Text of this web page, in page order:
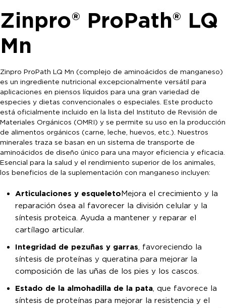
Zinpro® ProPath® LQ
Mn
Zinpro ProPath LQ Mn (complejo de aminoácidos de manganeso)
es un ingrediente nutricional excepcionalmente versátil para
aplicaciones en piensos líquidos para una gran variedad de
especies y dietas convencionales o especiales. Este producto
está oficialmente incluido en la lista del Instituto de Revisión de
Materiales Orgánicos (OMRI) y se permite su uso en la producción
de alimentos orgánicos (carne, leche, huevos, etc.). Nuestros
minerales traza se basan en un sistema de transporte de
aminoácidos de diseño único para una mayor eficiencia y eficacia.
Esencial para la salud y el rendimiento superior de los animales,
los beneficios de la suplementación con manganeso incluyen:
Articulaciones y esqueletoMejora el crecimiento y la
reparación ósea al favorecer la división celular y la
síntesis proteica. Ayuda a mantener y reparar el
cartílago articular.
Integridad de pezuñas y garras, favoreciendo la
síntesis de proteínas y queratina para mejorar la
composición de las uñas de los pies y los cascos.
Estado de la almohadilla de la pata, que favorece la
síntesis de proteínas para mejorar la resistencia y el